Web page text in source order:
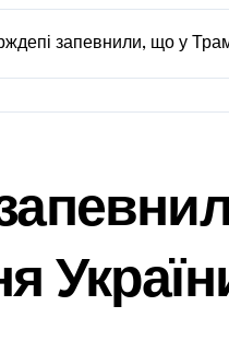
запевнили, що у